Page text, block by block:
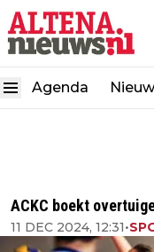
Agenda
ACKC boekt
11 DEC 2024, 12:31•